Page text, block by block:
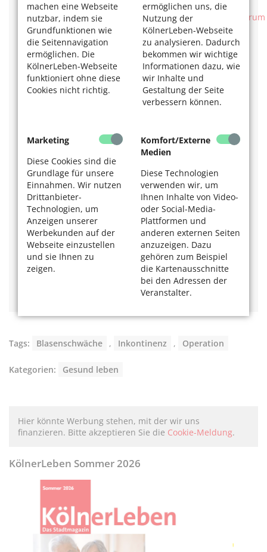
machen eine Webseite
nutzbar, indem sie
Grundfunktionen wie
die Seitennavigation
ermöglichen. Die
KölnerLeben-Webseite
funktioniert ohne diese
Cookies nicht richtig.
ermöglichen uns, die
Nutzung der
KölnerLeben-Webseite
zu analysieren. Dadurch
bekommen wir wichtige
Informationen dazu, wie
wir Inhalte und
Gestaltung der Seite
verbessern können.
Marketing
Diese Cookies sind die
Grundlage für unsere
Einnahmen. Wir nutzen
Drittanbieter-
Technologien, um
Anzeigen unserer
Werbekunden auf der
Webseite einzustellen
und sie Ihnen zu
zeigen.
Komfort/Externe
Medien
Diese Technologien
verwenden wir, um
Ihnen Inhalte von Video-
oder Social-Media-
Plattformen und
anderen externen Seiten
anzuzeigen. Dazu
gehören zum Beispiel
die Kartenausschnitte
bei den Adressen der
Veranstalter.
Jakobstr. 27–31, Tel. 0221 / 33 08-13 21
www.severinskloesterchen.de/zentren/beckenbodenzentrum
Kontinenz- und Beckenbodenzentrum der Uniklinik
Köln
Klinik für Urologie,
Uro-Onkologie, spezielle urologische und
roboterassistierte Chirurgie
Kerpener Str. 62,
www.uk-koeln.de/kliniken-institute-und-
zentren/kontinenz-und-beckenbodenzentrum/
Evangelisches Klinikum Köln Weyertal
Weyertal 76
Proktologische Sprechstunde: Di, Do, Fr 9–12 Uhr
Tel. 0221 / 479-22 12
www.evk-koeln.de
Das könnte Sie auch interessieren:
Öffentliche Toiletten in Köln: Zu wenige stille Örtchen
Öffentliche Toiletten: „Nette Örtchen“ gegen
Toilettenmangel
Hitzeknigge: Sommer, Hitze, Köln
Tags: Blasenschwäche , Inkontinenz , Operation
Kategorien: Gesund leben
Hier könnte Werbung stehen, mit der wir uns
finanzieren. Bitte akzeptieren Sie die Cookie-Meldung.
KölnerLeben Sommer 2026